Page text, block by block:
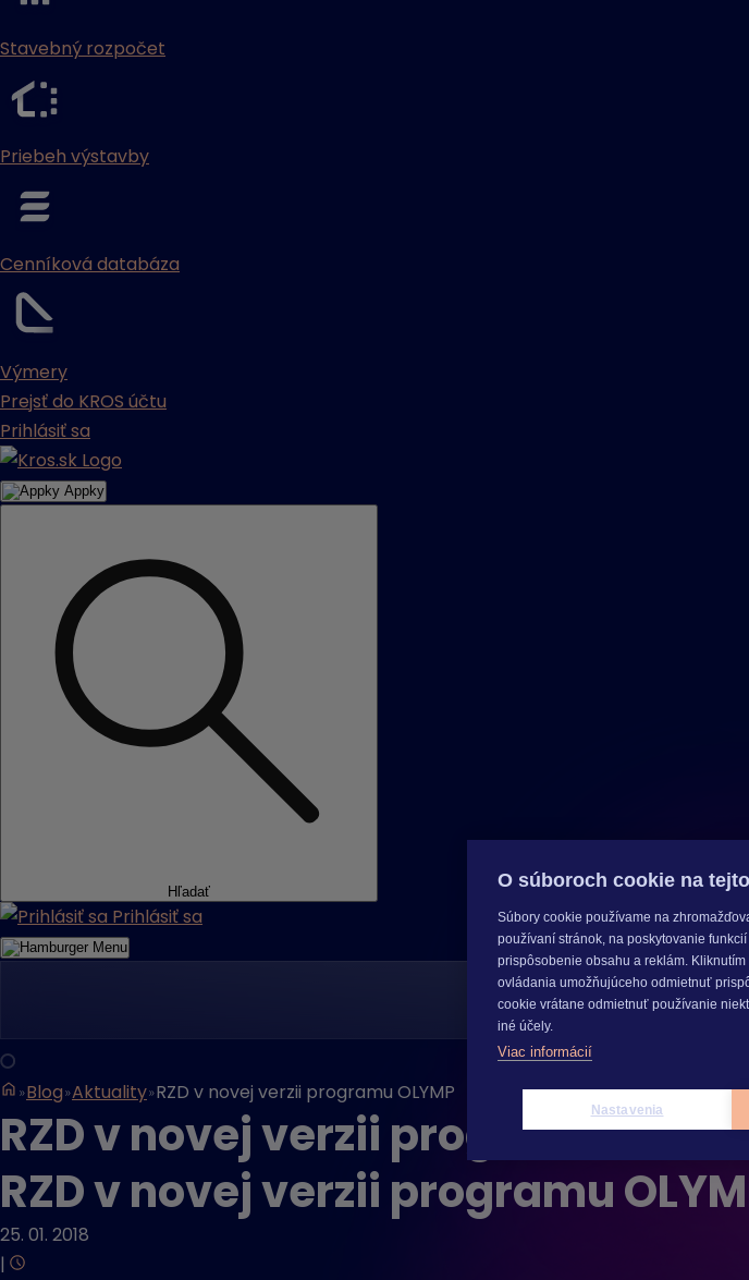
Stavebný rozpočet
Priebeh výstavby
Cenníková databáza
Výmery
Prejsť do KROS účtu
Prihlásiť sa
Appky
Hľadať
Prihlásiť sa
Menu
Blog Aktuality RZD v novej verzii programu OLYMP
RZD v novej verzii programu
RZD v novej verzii programu
25. 01. 2018
|
O súboroch cookie na
Súbory cookie používame na
používaní stránok, na poskytovanie
prispôsobenie obsahu a reklám.
ovládania umožňujúceho odmietnuť
cookie vrátane odmietnuť používanie
iné účely.
Viac informácií
Nastavenia